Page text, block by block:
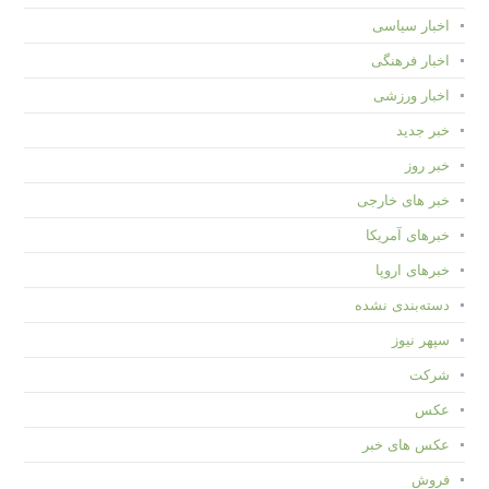
اخبار سیاسی
اخبار فرهنگی
اخبار ورزشی
خبر جدید
خبر روز
خبر های خارجی
خبرهای آمریکا
خبرهای اروپا
دسته‌بندی نشده
سپهر نیوز
شرکت
عکس
عکس های خبر
فروش